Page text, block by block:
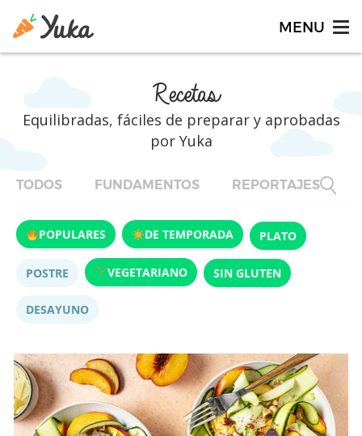
Recetas
Equilibradas, fáciles de preparar y aprobadas
por Yuka
TODOS FUNDAMENTOS REPORTAJES
POPULARES DE TEMPORADA PLATO
POSTRE VEGETARIANO SIN GLUTEN
DESAYUNO